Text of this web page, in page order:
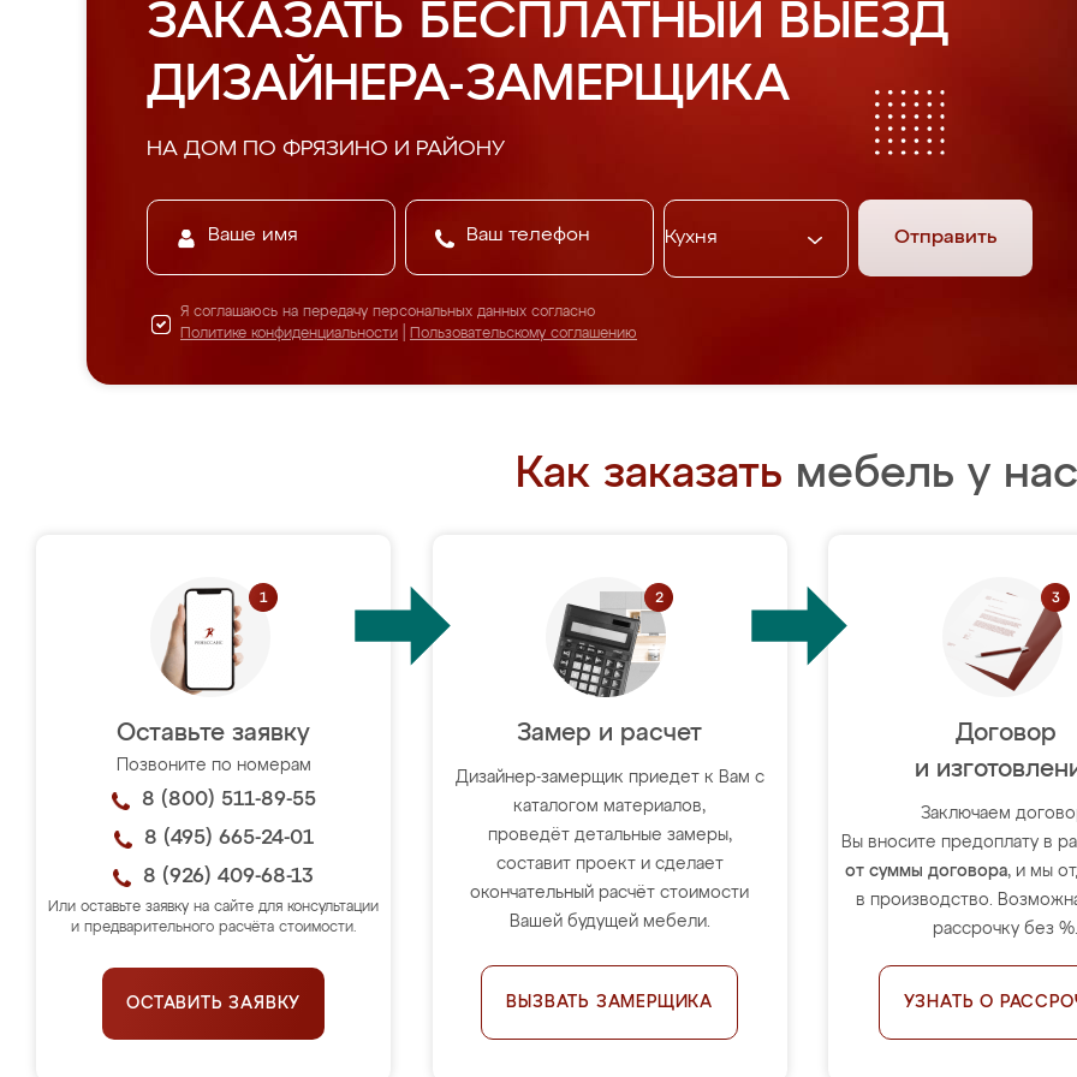
ЗАКАЗАТЬ БЕСПЛАТНЫЙ ВЫЕЗД
ДИЗАЙНЕРА-ЗАМЕРЩИКА
НА ДОМ ПО ФРЯЗИНО И РАЙОНУ
Отправить
Я соглашаюсь на передачу персональных данных согласно
Политике конфиденциальности
Пользовательскому соглашению
Как заказать мебель у
Оставьте заявку
Позвоните по номерам
8 (800) 511-89-55
8 (495) 665-24-01
8 (926) 409-68-13
Или оставьте заявку на сайте для консультации
и предварительного расчёта стоимости.
ОСТАВИТЬ ЗАЯВКУ
Замер и расчет
Дизайнер-замерщик приедет к Вам с
каталогом материалов,
проведёт детальные замеры,
составит проект и сделает
окончательный расчёт стоимости
Вашей будущей мебели.
ВЫЗВАТЬ ЗАМЕРЩИКА
Договор
и
Заключаем
Вы вносите предоплату в
от суммы договора, и мы
в производство.
рассрочку без
УЗНАТЬ О